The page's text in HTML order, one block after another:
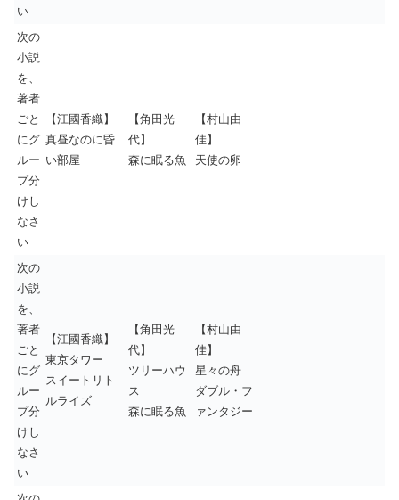
い
次の
小説
を、
著者
ごと
にグ
ルー
プ分
けし
なさ
い
【江國香織】
真昼なのに昏
い部屋
【角田光
代】
森に眠る魚
【村山由
佳】
天使の卵
次の
小説
を、
著者
ごと
にグ
ルー
プ分
けし
なさ
い
【江國香織】
東京タワー
スイートリト
ルライズ
【角田光
代】
ツリーハウ
ス
森に眠る魚
【村山由
佳】
星々の舟
ダブル・フ
ァンタジー